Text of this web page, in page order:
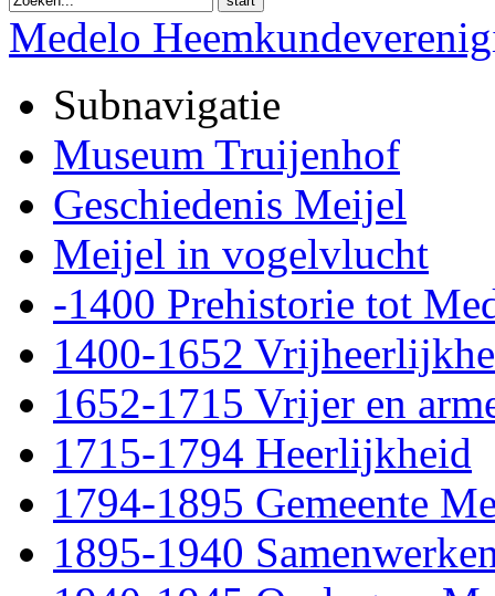
Medelo
Subnavigatie
Museum Truijenhof
Geschiedenis Meijel
Meijel in vogelvlucht
-1400 Prehistorie tot
1400-1652
1652-1715 Vrijer en
1715-1794 Heerlijkheid
1794-1895 Gemeente
1895-1940